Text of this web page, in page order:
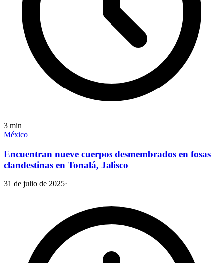
3 min
México
Encuentran nueve cuerpos desmembrados en fosas
clandestinas en Tonalá, Jalisco
31 de julio de 2025·